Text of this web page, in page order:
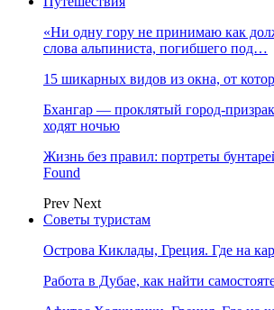
«Ни одну гору не принимаю как
слова альпиниста, погибшего под…
15 шикарных видов из окна, от
Бхангар — проклятый город-
ходят ночью
Жизнь без правил: портреты
Found
Prev Next
Советы туристам
Острова Киклады, Греция. Где на
Работа в Дубае, как найти